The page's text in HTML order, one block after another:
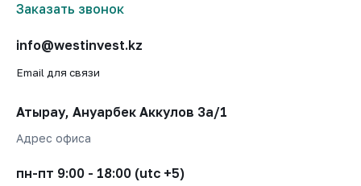
Заказать звонок
info@westinvest.kz
Email для связи
Атырау, Ануарбек Аккулов 3а/1
Адрес офиса
пн-пт 9:00 - 18:00 (utc +5)